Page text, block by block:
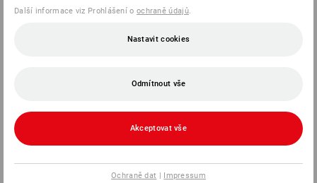
Další informace viz Prohlášení o ochraně údajů.
Nastavit cookies
Odmítnout vše
Akceptovat vše
Ochraně dat | Impressum